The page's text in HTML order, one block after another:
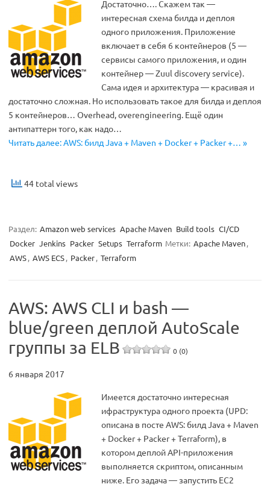
Достаточно…. Скажем так —
интересная схема билда и деплоя
одного приложения. Приложение
включает в себя 6 контейнеров (5 —
сервисы самого приложения, и один
контейнер — Zuul discovery service).
Сама идея и архитектура — красивая и
достаточно сложная. Но использовать такое для билда и деплоя
5 контейнеров… Overhead, overengineering. Ещё один
антипаттерн того, как надо…
Читать далее: AWS: билд Java + Maven + Docker + Packer +… »
44 total views
Раздел: Amazon web services Apache Maven Build tools CI/CD
Docker Jenkins Packer Setups Terraform Метки: Apache Maven,
AWS, AWS ECS, Packer, Terraform
AWS: AWS CLI и bash —
blue/green деплой AutoScale
группы за ELB
0 (0)
6 января 2017
Имеется достаточно интересная
ифраструктура одного проекта (UPD:
описана в посте AWS: билд Java + Maven
+ Docker + Packer + Terraform), в
котором деплой API-приложения
выполняется скриптом, описанным
ниже. Его задача — запустить EC2